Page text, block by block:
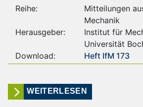
Reihe:
Mitteilungen
Mechanik
Herausgeber:
Institut für
Universität
Download:
Heft IfM 173
WEITERLESEN